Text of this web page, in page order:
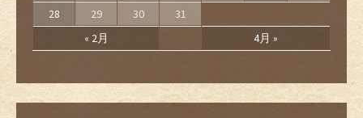
« 2月 4月 »
28
29 30 31